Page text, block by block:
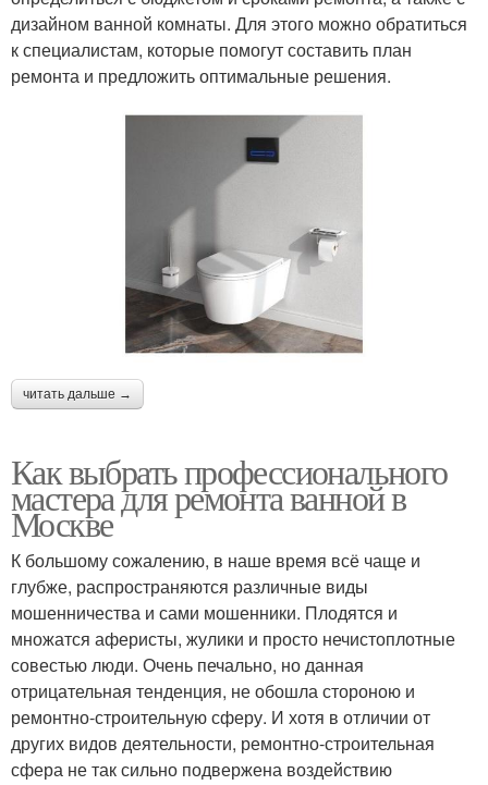
дизайном ванной комнаты. Для этого можно обратиться
к специалистам, которые помогут составить план
ремонта и предложить оптимальные решения.
читать дальше →
Как выбрать профессионального
мастера для ремонта ванной в
Москве
К большому сожалению, в наше время всё чаще и
глубже, распространяются различные виды
мошенничества и сами мошенники. Плодятся и
множатся аферисты, жулики и просто нечистоплотные
совестью люди. Очень печально, но данная
отрицательная тенденция, не обошла стороною и
ремонтно-строительную сферу. И хотя в отличии от
других видов деятельности, ремонтно-строительная
сфера не так сильно подвержена воздействию